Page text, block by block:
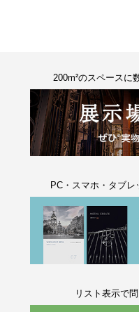
200m²のスペースに
PC・スマホ・タブレ
リスト表示で